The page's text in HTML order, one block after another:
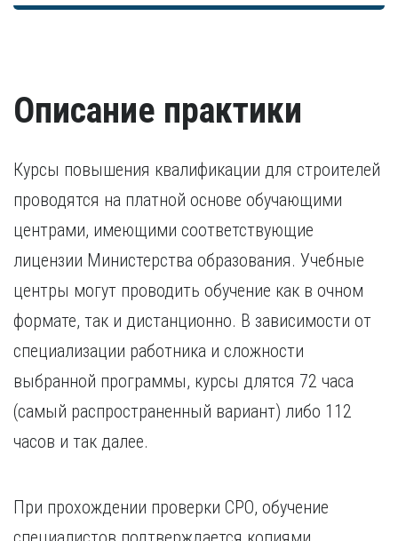
Должностная инструкция по месту текущего
достаточно заверенной копии диплома. В остальных
квалификации в течение последних пяти лет. В случае,
если повышение квалификации проходило за пределами
России, требуется копия свидетельства о признании
Согласие на обработку персональных данных
Описание практики
Курсы повышения квалификации для строителей
проводятся на платной основе обучающими
центрами, имеющими соответствующие
лицензии Министерства образования. Учебные
центры могут проводить обучение как в очном
формате, так и дистанционно. В зависимости от
специализации работника и сложности
выбранной программы, курсы длятся 72 часа
(самый распространенный вариант) либо 112
часов и так далее.
При прохождении проверки СРО, обучение